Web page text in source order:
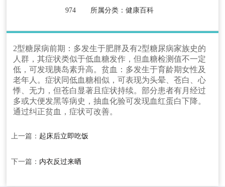
974 所属分类：健康百科
2型糖尿病前期：多发生于肥胖及有2型糖尿病家族史的
人群，其症状类似于低血糖发作，但血糖检测值不一定
低，可发现胰岛素升高。贫血：多发生于育龄期女性及
老年人。症状同低血糖相似，可表现为头晕、苍白、心
悸、无力，但苍白显著且症状持续。部分患者有月经过
多或大便发黑等病史，抽血化验可发现血红蛋白下降。
通过纠正贫血，症状可改善。
上一篇： 起床后立即吃饭
下一篇： 内衣反过来晒